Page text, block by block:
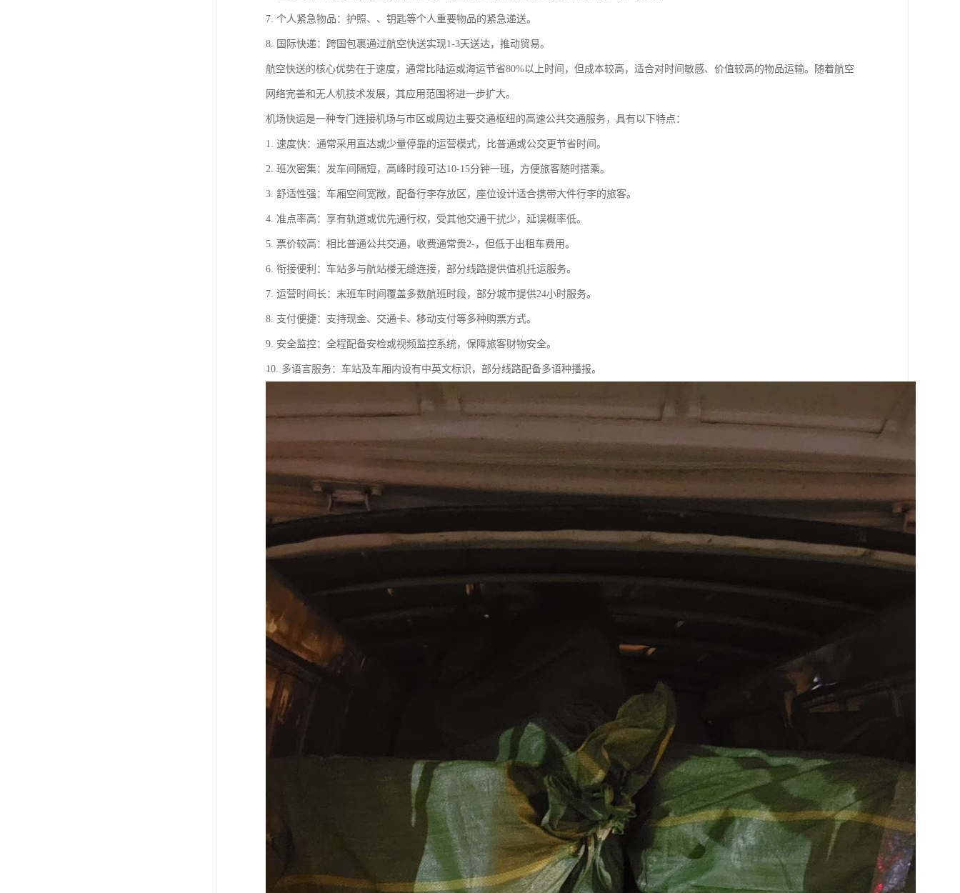
7. 个人紧急物品：护照、、钥匙等个人重要物品的紧急递送。
8. 国际快递：跨国包裹通过航空快送实现1-3天送达，推动贸易。
航空快送的核心优势在于速度，通常比陆运或海运节省80%以上时间，但成本较高，适合对时间敏感、价值较高的物品运输。随着航空
网络完善和无人机技术发展，其应用范围将进一步扩大。
机场快运是一种专门连接机场与市区或周边主要交通枢纽的高速公共交通服务，具有以下特点：
1. 速度快：通常采用直达或少量停靠的运营模式，比普通或公交更节省时间。
2. 班次密集：发车间隔短，高峰时段可达10-15分钟一班，方便旅客随时搭乘。
3. 舒适性强：车厢空间宽敞，配备行李存放区，座位设计适合携带大件行李的旅客。
4. 准点率高：享有轨道或优先通行权，受其他交通干扰少，延误概率低。
5. 票价较高：相比普通公共交通，收费通常贵2-，但低于出租车费用。
6. 衔接便利：车站多与航站楼无缝连接，部分线路提供值机托运服务。
7. 运营时间长：末班车时间覆盖多数航班时段，部分城市提供24小时服务。
8. 支付便捷：支持现金、交通卡、移动支付等多种购票方式。
9. 安全监控：全程配备安检或视频监控系统，保障旅客财物安全。
10. 多语言服务：车站及车厢内设有中英文标识，部分线路配备多语种播报。